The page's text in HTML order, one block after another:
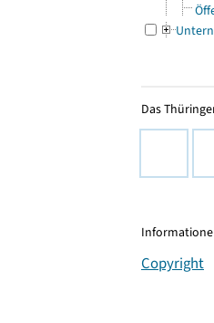
Das
Copyright